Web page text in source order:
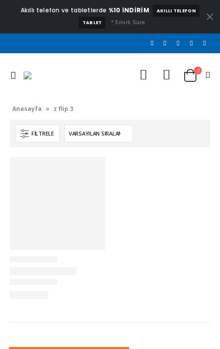
Akıllı telefon ve tabletlerde %10 İNDİRİM
AKILLI TELEFON
TABLET
* Sınırlı Süre
Anasayfa » z flip 3
FILTRELE